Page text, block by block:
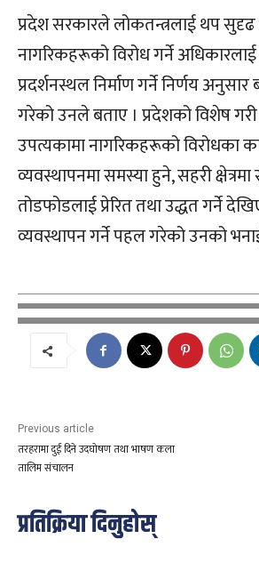
प्रदेश सरकारले लोकतन्त्रलाई थप
नागरिकहरूको विरोध गर्ने
प्रदर्शनस्थल निर्माण गर्ने निर्णय
गरेको उनले बताए । प्रदेशको विशेष
उपत्यकामा नागरिकहरूको विरोधका
व्यवस्थापनमा समस्या हुने, सहरी क्षेत्रमा
तोडफोडलाई प्रेरित तथा उद्धत गर्ने
व्यवस्थापन गर्ने पहल गरेको उनको
Previous article
तरहरामा दुई दिने उदघोषण तथा भाषण कला
तालिम संचालन
प्रतिक्रिया दिनुहोस्